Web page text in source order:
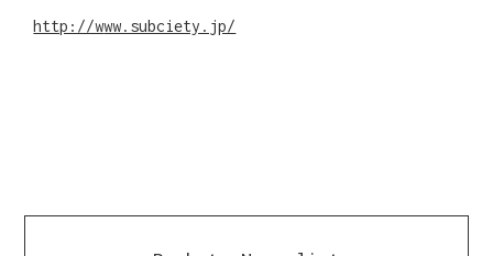
http://www.subciety.jp/